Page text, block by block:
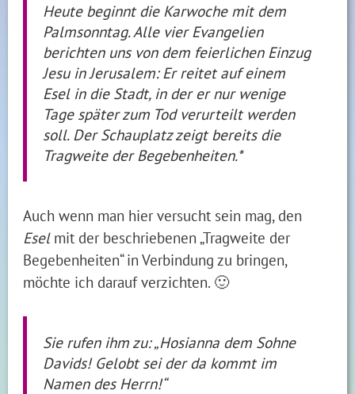
Heute beginnt die Karwoche mit dem
Palmsonntag. Alle vier Evangelien
berichten uns von dem feierlichen Einzug
Jesu in Jerusalem: Er reitet auf einem
Esel in die Stadt, in der er nur wenige
Tage später zum Tod verurteilt werden
soll. Der Schauplatz zeigt bereits die
Tragweite der Begebenheiten.*
Auch wenn man hier versucht sein mag, den
Eselmit der beschriebenen „Tragweite der
Begebenheiten“ in Verbindung zu bringen,
möchte ich darauf verzichten. 🙂
Sie rufen ihm zu: „Hosianna dem Sohne
Davids! Gelobt sei der da kommt im
Namen des Herrn!“